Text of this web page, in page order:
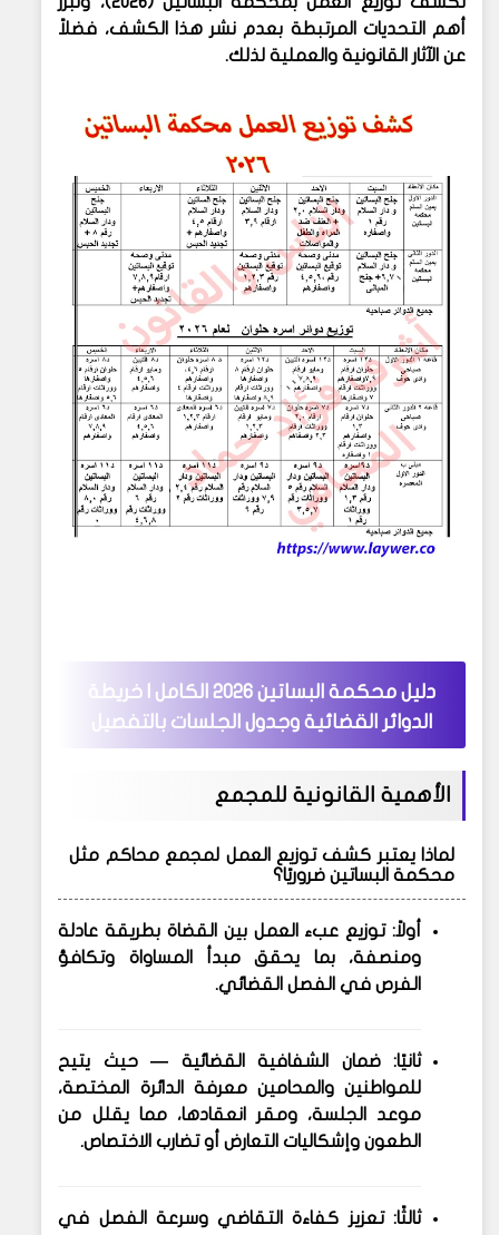
أهم التحديات المرتبطة بعدم نشر هذا الكشف، فضلاً
عن الآثار القانونية والعملية لذلك.
دليل محكمة البساتين 2026 الكامل | خريطة
الدوائر القضائية وجدول الجلسات بالتفصيل
الأهمية القانونية للمجمع
لماذا يعتبر كشف توزيع العمل لمجمع محاكم مثل
محكمة البساتين ضروريًا؟
أولاً: توزيع عبء العمل بين القضاة بطريقة عادلة
ومنصفة، بما يحقق مبدأ المساواة وتكافؤ
الفرص في الفصل القضائي.
ثانيًا: ضمان الشفافية القضائية — حيث يتيح
للمواطنين والمحامين معرفة الدائرة المختصة،
موعد الجلسة، ومقر انعقادها، مما يقلل من
الطعون وإشكاليات التعارض أو تضارب الاختصاص.
ثالثًا: تعزيز كفاءة التقاضيوسرعة الفصل في